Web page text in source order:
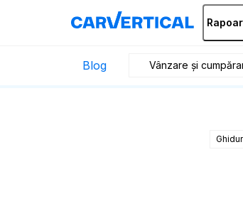
Blog Vânzare și